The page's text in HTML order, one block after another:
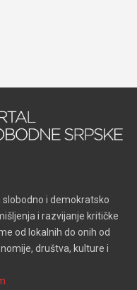
slobodno i demokratsko
i razvijanje kritičke
od lokalnih do onih od
društva, kulture i